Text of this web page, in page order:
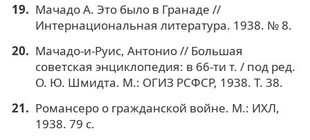
Мачадо А. Это было в Гранаде //
Интернациональная литература. 1938. № 8.
Мачадо-и-Руис, Антонио // Большая
советская энциклопедия: в 66-ти т. / под ред.
О. Ю. Шмидта. М.: ОГИЗ РСФСР, 1938. Т. 38.
Романсеро о гражданской войне. М.: ИХЛ,
1938. 79 с.